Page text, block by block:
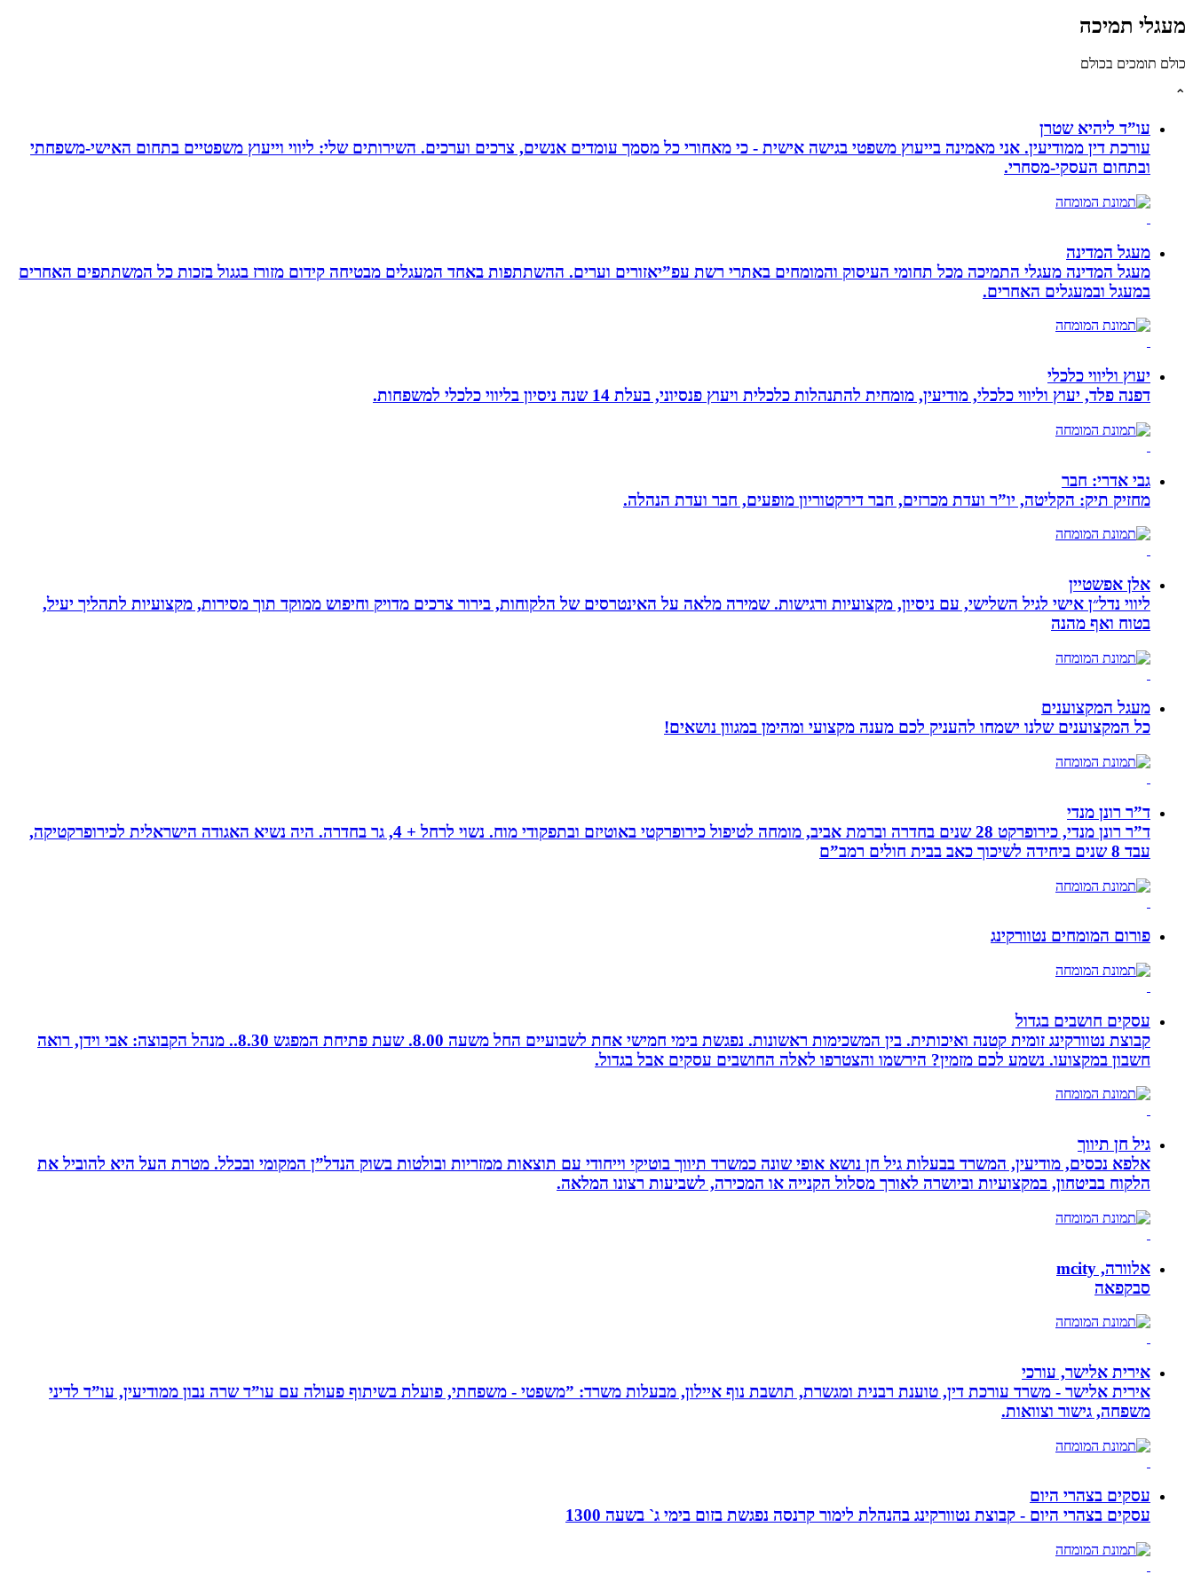
מעגלי תמיכה
כולם תומכים בכולם
⌃
עו”ד ליהיא שטרן
עורכת דין ממודיעין. אני מאמינה בייעוץ משפטי בגישה אישית - כי מאחורי כל מסמך עומדים אנשים, צרכים וערכים. השירותים שלי: ליווי וייעוץ משפטיים בתחום האישי-משפחתי
ובתחום העסקי-מסחרי.
מעגל המדינה
מעגל המדינה מעגלי התמיכה מכל תחומי העיסוק והמומחים באתרי רשת עפ”יאזורים וערים. ההשתתפות באחד המעגלים מבטיחה קידום מזורז בגגול בזכות כל המשתתפים האחרים
במעגל ובמעגלים האחרים.
יעוץ וליווי כלכלי
דפנה פלד, יעוץ וליווי כלכלי, מודיעין, מומחית להתנהלות כלכלית ויעוץ פנסיוני, בעלת 14 שנה ניסיון בליווי כלכלי למשפחות.
גבי אדרי: חבר
מחזיק תיק: הקליטה, יו”ר ועדת מכרזים, חבר דירקטוריון מופעים, חבר ועדת הנהלה.
אלן אפשטיין
ליווי נדל״ן אישי לגיל השלישי, עם ניסיון, מקצועיות ורגישות. שמירה מלאה על האינטרסים של הלקוחות, בירור צרכים מדויק וחיפוש ממוקד תוך מסירות, מקצועיות לתהליך יעיל,
בטוח ואף מהנה
מעגל המקצוענים
כל המקצוענים שלנו ישמחו להעניק לכם מענה מקצועי ומהימן במגוון נושאים!
ד”ר רונן מנדי
ד”ר רונן מנדי, כירופרקט 28 שנים בחדרה וברמת אביב, מומחה לטיפול כירופרקטי באוטיזם ובתפקודי מוח. נשוי לרחל + 4, גר בחדרה. היה נשיא האגודה הישראלית לכירופרקטיקה,
עבד 8 שנים ביחידה לשיכוך כאב בבית חולים רמב”ם
פורום המומחים נטוורקינג
עסקים חושבים בגדול
קבוצת נטוורקינג זומית קטנה ואיכותית. בין המשכימות ראשונות. נפגשת בימי חמישי אחת לשבועיים החל משעה 8.00. שעת פתיחת המפגש 8.30.. מנהל הקבוצה: אבי וידן, רואה
חשבון במקצועו. נשמע לכם מזמין? הירשמו והצטרפו לאלה החושבים עסקים אבל בגדול.
גיל חן תיווך
אלפא נכסים, מודיעין, המשרד בבעלות גיל חן נושא אופי שונה כמשרד תיווך בוטיקי וייחודי עם תוצאות ממזריות ובולטות בשוק הנדל”ן המקומי ובכלל. מטרת העל היא להוביל את
הלקוח בביטחון, במקצועיות וביושרה לאורך מסלול הקנייה או המכירה, לשביעות רצונו המלאה.
אלוורה, mcity
סבקפאה
אירית אלישר, עורכי
אירית אלישר - משרד עורכת דין, טוענת רבנית ומגשרת, תושבת נוף איילון, מבעלות משרד: ”משפטי - משפחתי, פועלת בשיתוף פעולה עם עו”ד שרה נבון ממודיעין, עו”ד לדיני
משפחה, גישור וצוואות.
עסקים בצהרי היום
עסקים בצהרי היום - קבוצת נטוורקינג בהנהלת לימור קרנסה נפגשת בזום בימי ג` בשעה 1300